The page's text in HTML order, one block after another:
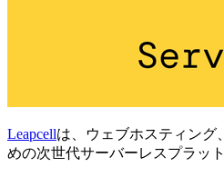
Leapcellは、ウェブホスティング
めの次世代サーバーレスプラッ